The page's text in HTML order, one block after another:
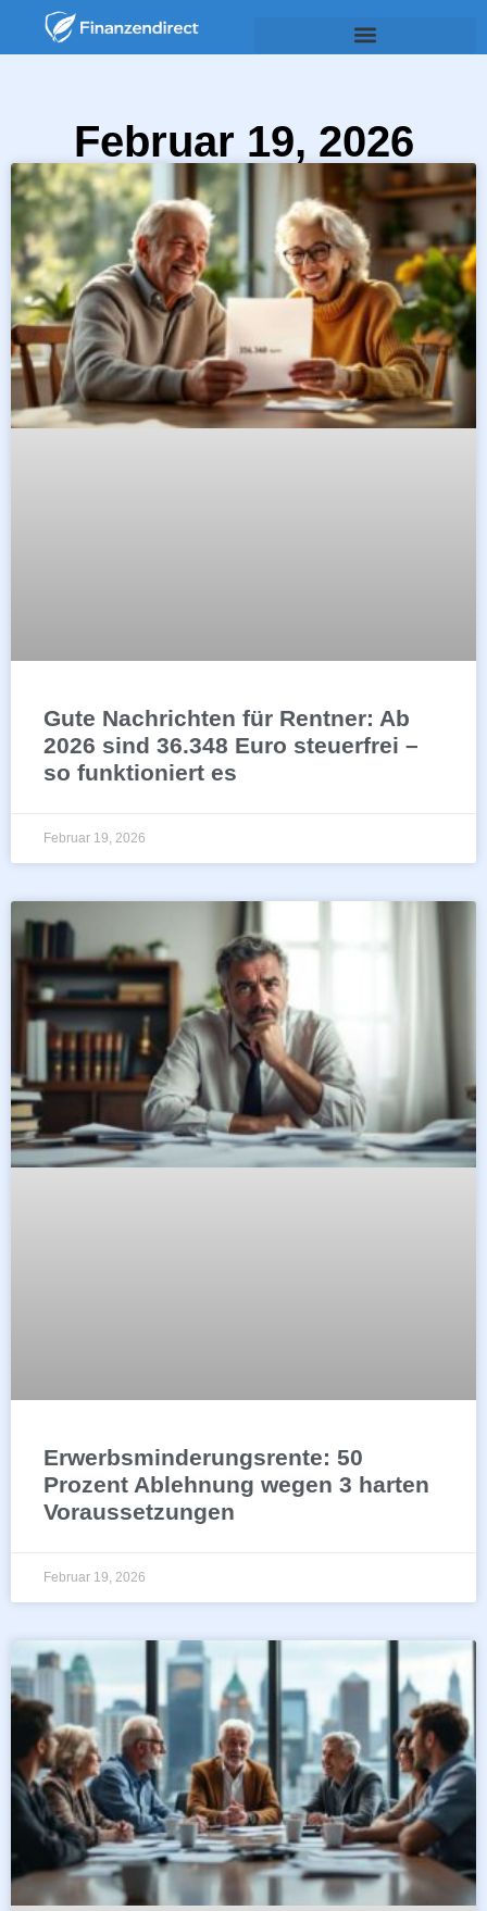
Februar 19, 2026
Gute Nachrichten für Rentner: Ab
2026 sind 36.348 Euro steuerfrei –
so funktioniert es
Februar 19, 2026
Erwerbsminderungsrente: 50
Prozent Ablehnung wegen 3 harten
Voraussetzungen
Februar 19, 2026